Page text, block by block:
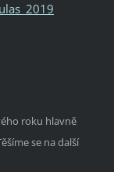
roku hlavně
se na další